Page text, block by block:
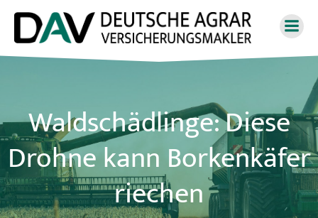
Zum
Inhalt
springen
Waldschädlinge: Diese
Drohne kann Borkenkäfer
riechen